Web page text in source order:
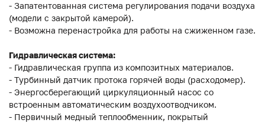
- Запатентованная система регулирования подачи воздуха
(модели с закрытой камерой).
- Возможна перенастройка для работы на сжиженном газе.
Гидравлическая система:
- Гидравлическая группа из композитных материалов.
- Турбинный датчик протока горячей воды (расходомер).
- Энергосберегающий циркуляционный насос со
встроенным автоматическим воздухоотводчиком.
- Первичный медный теплообменник, покрытый